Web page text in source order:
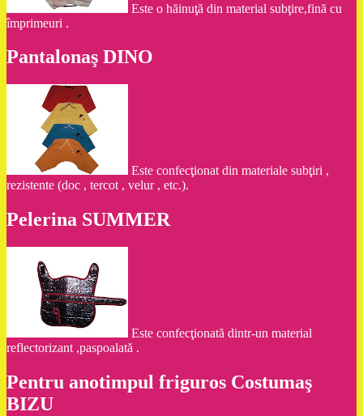
Este o hăinuţă din material subţire,fină cu
împrimeuri .
Pantalonaş DINO
Este confecţionat din materiale subţiri ,
rezistente (doc , tercot , velur , etc.).
Pelerina SUMMER
Este confecţionată dintr-un material
reflectorizant ,paspoalată .
Pentru anotimpul friguros Costumaş
BIZU